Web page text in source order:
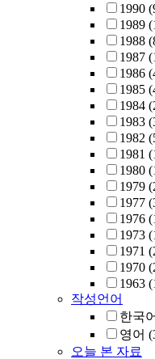
1990
1989
1988
1987
1986
1985
1984
1983
1982
1981
1980
1979
1977
1976
1973
1971
1970
1963
작성언어
한국어
영어
오늘 본 자료